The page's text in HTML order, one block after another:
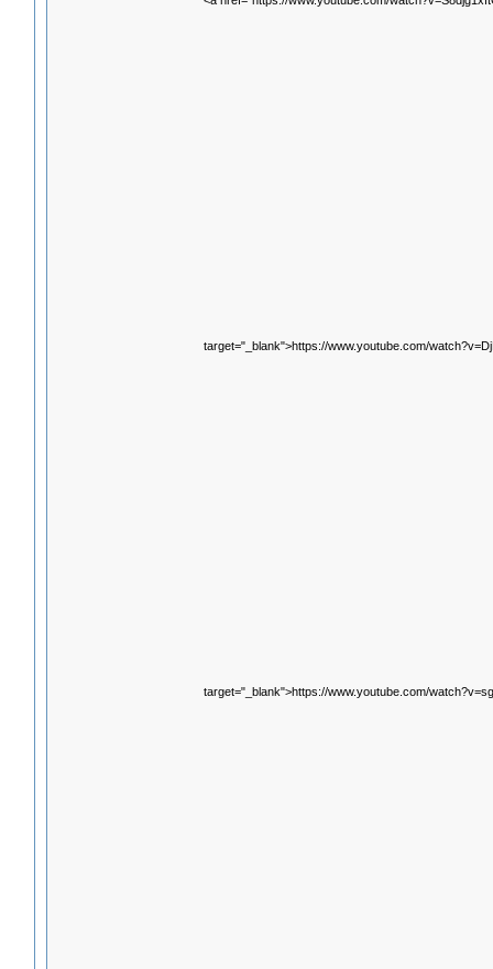
target="_blank">https://www.youtube.com/
target="_blank">https://www.youtube.com/